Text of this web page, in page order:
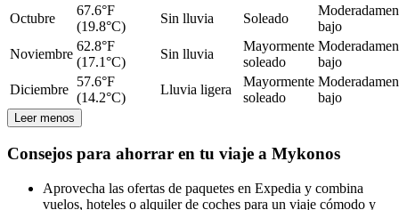
Octubre
67.6°F
(19.8°C)
Sin lluvia Soleado
bajo
Noviembre
62.8°F
(17.1°C)
Sin lluvia
Mayormente
soleado
bajo
Diciembre
57.6°F
(14.2°C)
Lluvia ligera
Mayormente
soleado
bajo
Leer menos
Consejos para ahorrar en tu viaje a Mykonos
Aprovecha las ofertas de paquetes en Expedia y combina
vuelos, hoteles o alquiler de coches para un viaje cómodo y